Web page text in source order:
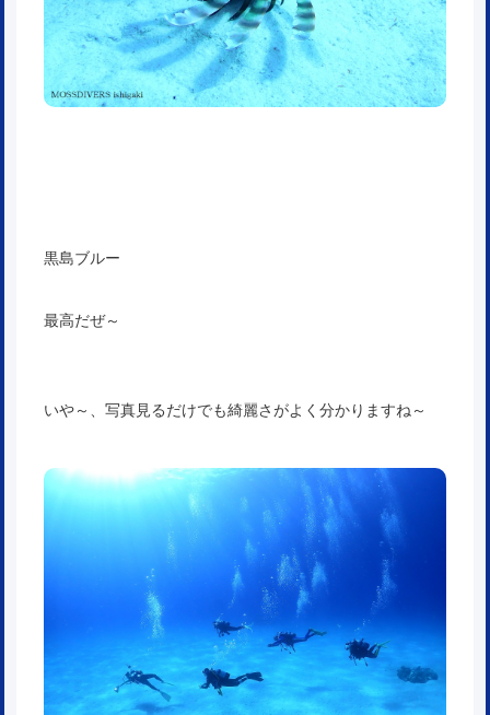
黒島ブルー
最高だぜ～
いや～、写真見るだけでも綺麗さがよく分かりますね～